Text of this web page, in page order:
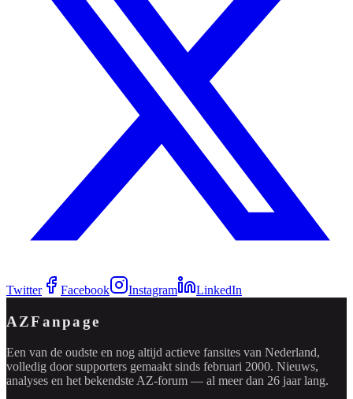
Twitter Facebook Instagram LinkedIn
AZFanpage
Een van de oudste en nog altijd actieve fansites van Nederland,
volledig door supporters gemaakt sinds februari 2000. Nieuws,
analyses en het bekendste AZ-forum — al meer dan 26 jaar lang.